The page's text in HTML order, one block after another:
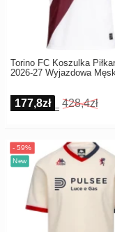
Torino FC Koszulka
2026-27 Wyjazdowa
177,8zł 428,4zł